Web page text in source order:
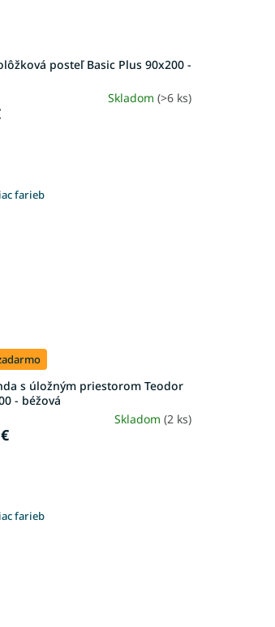
posteľ Basic Plus 90x200 -
Skladom (>6 ks)
farieb
s úložným priestorom Teodor
- béžová
Skladom (2 ks)
farieb